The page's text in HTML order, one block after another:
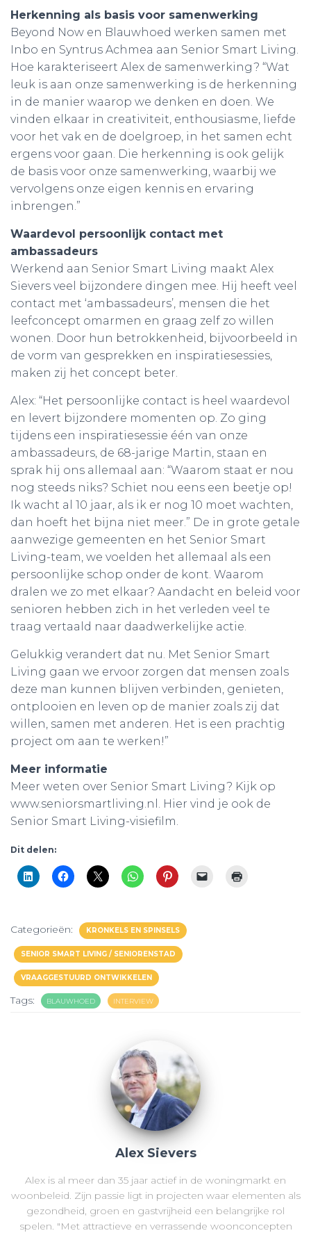
Herkenning als basis voor samenwerking
Beyond Now en Blauwhoed werken samen met
Inbo en Syntrus Achmea aan Senior Smart Living.
Hoe karakteriseert Alex de samenwerking? “Wat
leuk is aan onze samenwerking is de herkenning
in de manier waarop we denken en doen. We
vinden elkaar in creativiteit, enthousiasme, liefde
voor het vak en de doelgroep, in het samen echt
ergens voor gaan. Die herkenning is ook gelijk
de basis voor onze samenwerking, waarbij we
vervolgens onze eigen kennis en ervaring
inbrengen.”
Waardevol persoonlijk contact met
ambassadeurs
Werkend aan Senior Smart Living maakt Alex
Sievers veel bijzondere dingen mee. Hij heeft veel
contact met ‘ambassadeurs’, mensen die het
leefconcept omarmen en graag zelf zo willen
wonen. Door hun betrokkenheid, bijvoorbeeld in
de vorm van gesprekken en inspiratiesessies,
maken zij het concept beter.
Alex: “Het persoonlijke contact is heel waardevol
en levert bijzondere momenten op. Zo ging
tijdens een inspiratiesessie één van onze
ambassadeurs, de 68-jarige Martin, staan en
sprak hij ons allemaal aan: “Waarom staat er nou
nog steeds niks? Schiet nou eens een beetje op!
Ik wacht al 10 jaar, als ik er nog 10 moet wachten,
dan hoeft het bijna niet meer.” De in grote getale
aanwezige gemeenten en het Senior Smart
Living-team, we voelden het allemaal als een
persoonlijke schop onder de kont. Waarom
dralen we zo met elkaar? Aandacht en beleid voor
senioren hebben zich in het verleden veel te
traag vertaald naar daadwerkelijke actie.
Gelukkig verandert dat nu. Met Senior Smart
Living gaan we ervoor zorgen dat mensen zoals
deze man kunnen blijven verbinden, genieten,
ontplooien en leven op de manier zoals zij dat
willen, samen met anderen. Het is een prachtig
project om aan te werken!”
Meer informatie
Meer weten over Senior Smart Living? Kijk op
www.seniorsmartliving.nl. Hier vind je ook de
Senior Smart Living-visiefilm.
Dit delen:
Categorieën: KRONKELS EN SPINSELS
SENIOR SMART LIVING / SENIORENSTAD
VRAAGGESTUURD ONTWIKKELEN
Tags: BLAUWHOED INTERVIEW
Alex Sievers
Alex is al meer dan 35 jaar actief in de woningmarkt en
woonbeleid. Zijn passie ligt in projecten waar elementen als
gezondheid, groen en gastvrijheid een belangrijke rol
spelen. "Met attractieve en verrassende woonconcepten